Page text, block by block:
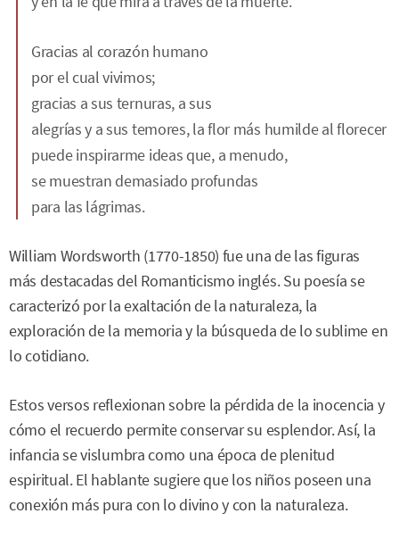
Gracias al corazón humano
por el cual vivimos;
gracias a sus ternuras, a sus
alegrías y a sus temores, la flor más humilde al florecer
puede inspirarme ideas que, a menudo,
se muestran demasiado profundas
para las lágrimas.
William Wordsworth (1770-1850) fue una de las figuras
más destacadas del Romanticismo inglés. Su poesía se
caracterizó por la exaltación de la naturaleza, la
exploración de la memoria y la búsqueda de lo sublime en
lo cotidiano.
Estos versos reflexionan sobre la pérdida de la inocencia y
cómo el recuerdo permite conservar su esplendor. Así, la
infancia se vislumbra como una época de plenitud
espiritual. El hablante sugiere que los niños poseen una
conexión más pura con lo divino y con la naturaleza.